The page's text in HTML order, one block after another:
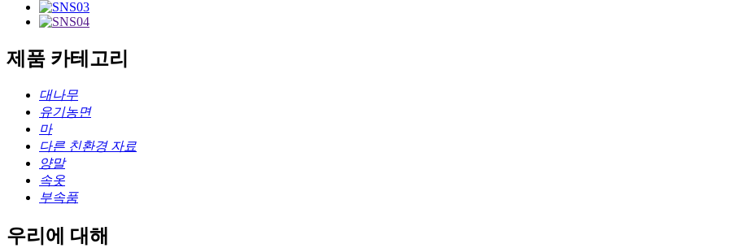
제품 카테고리
대나무
유기농면
마
다른 친환경 자료
양말
속옷
부속품
우리에 대해